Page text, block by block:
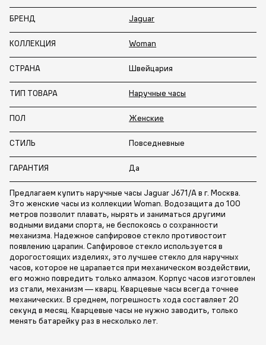
БРЕНД Jaguar
КОЛЛЕКЦИЯ Woman
СТРАНА Швейцария
ТИП ТОВАРА Наручные часы
ПОЛ Женские
СТИЛЬ Повседневные
ГАРАНТИЯ Да
Предлагаем купить наручные часы Jaguar J671/A в г. Москва.
Это женские часы из коллекции Woman. Водозащита до 100
метров позволит плавать, нырять и заниматься другими
водными видами спорта, не беспокоясь о сохранности
механизма. Надежное сапфировое стекло противостоит
появлению царапин. Сапфировое стекло используется в
дорогостоящих изделиях, это лучшее стекло для наручных
часов, которое не царапается при механическом воздействии,
его можно повредить только алмазом. Корпус часов изготовлен
из стали, механизм — кварц. Кварцевые часы всегда точнее
механических. В среднем, погрешность хода составляет 20
секунд в месяц. Кварцевые часы не нужно заводить, только
менять батарейку раз в несколько лет.